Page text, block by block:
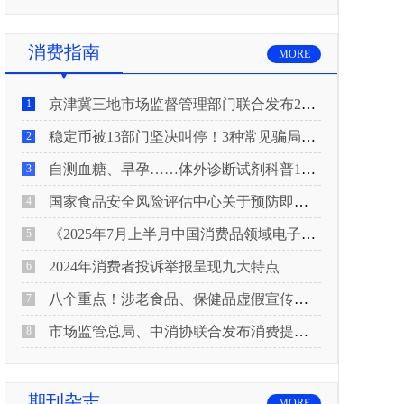
消费指南 MORE
1 京津冀三地市场监督管理部门联合发布2026年春节期间消费提示
2 稳定币被13部门坚决叫停！3种常见骗局“套路”曝光
3 自测血糖、早孕……体外诊断试剂科普10问来了！建议收藏
4 国家食品安全风险评估中心关于预防即食真空包装肉制品肉毒中毒的风险提示
5 《2025年7月上半月中国消费品领域电子电器行业产品质量投诉分析报告》
6 2024年消费者投诉举报呈现九大特点
7 八个重点！涉老食品、保健品虚假宣传识别技巧
8 市场监管总局、中消协联合发布消费提示：关注检测报告：果蔬安全的“通行证”